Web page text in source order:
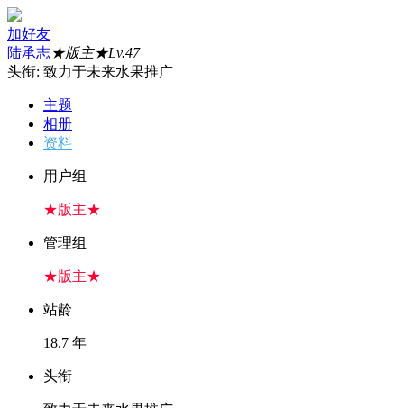
加好友
陆承志★版主★Lv.47
头衔: 致力于未来水果推广
主题
相册
资料
用户组
★版主★
管理组
★版主★
站龄
18.7 年
头衔